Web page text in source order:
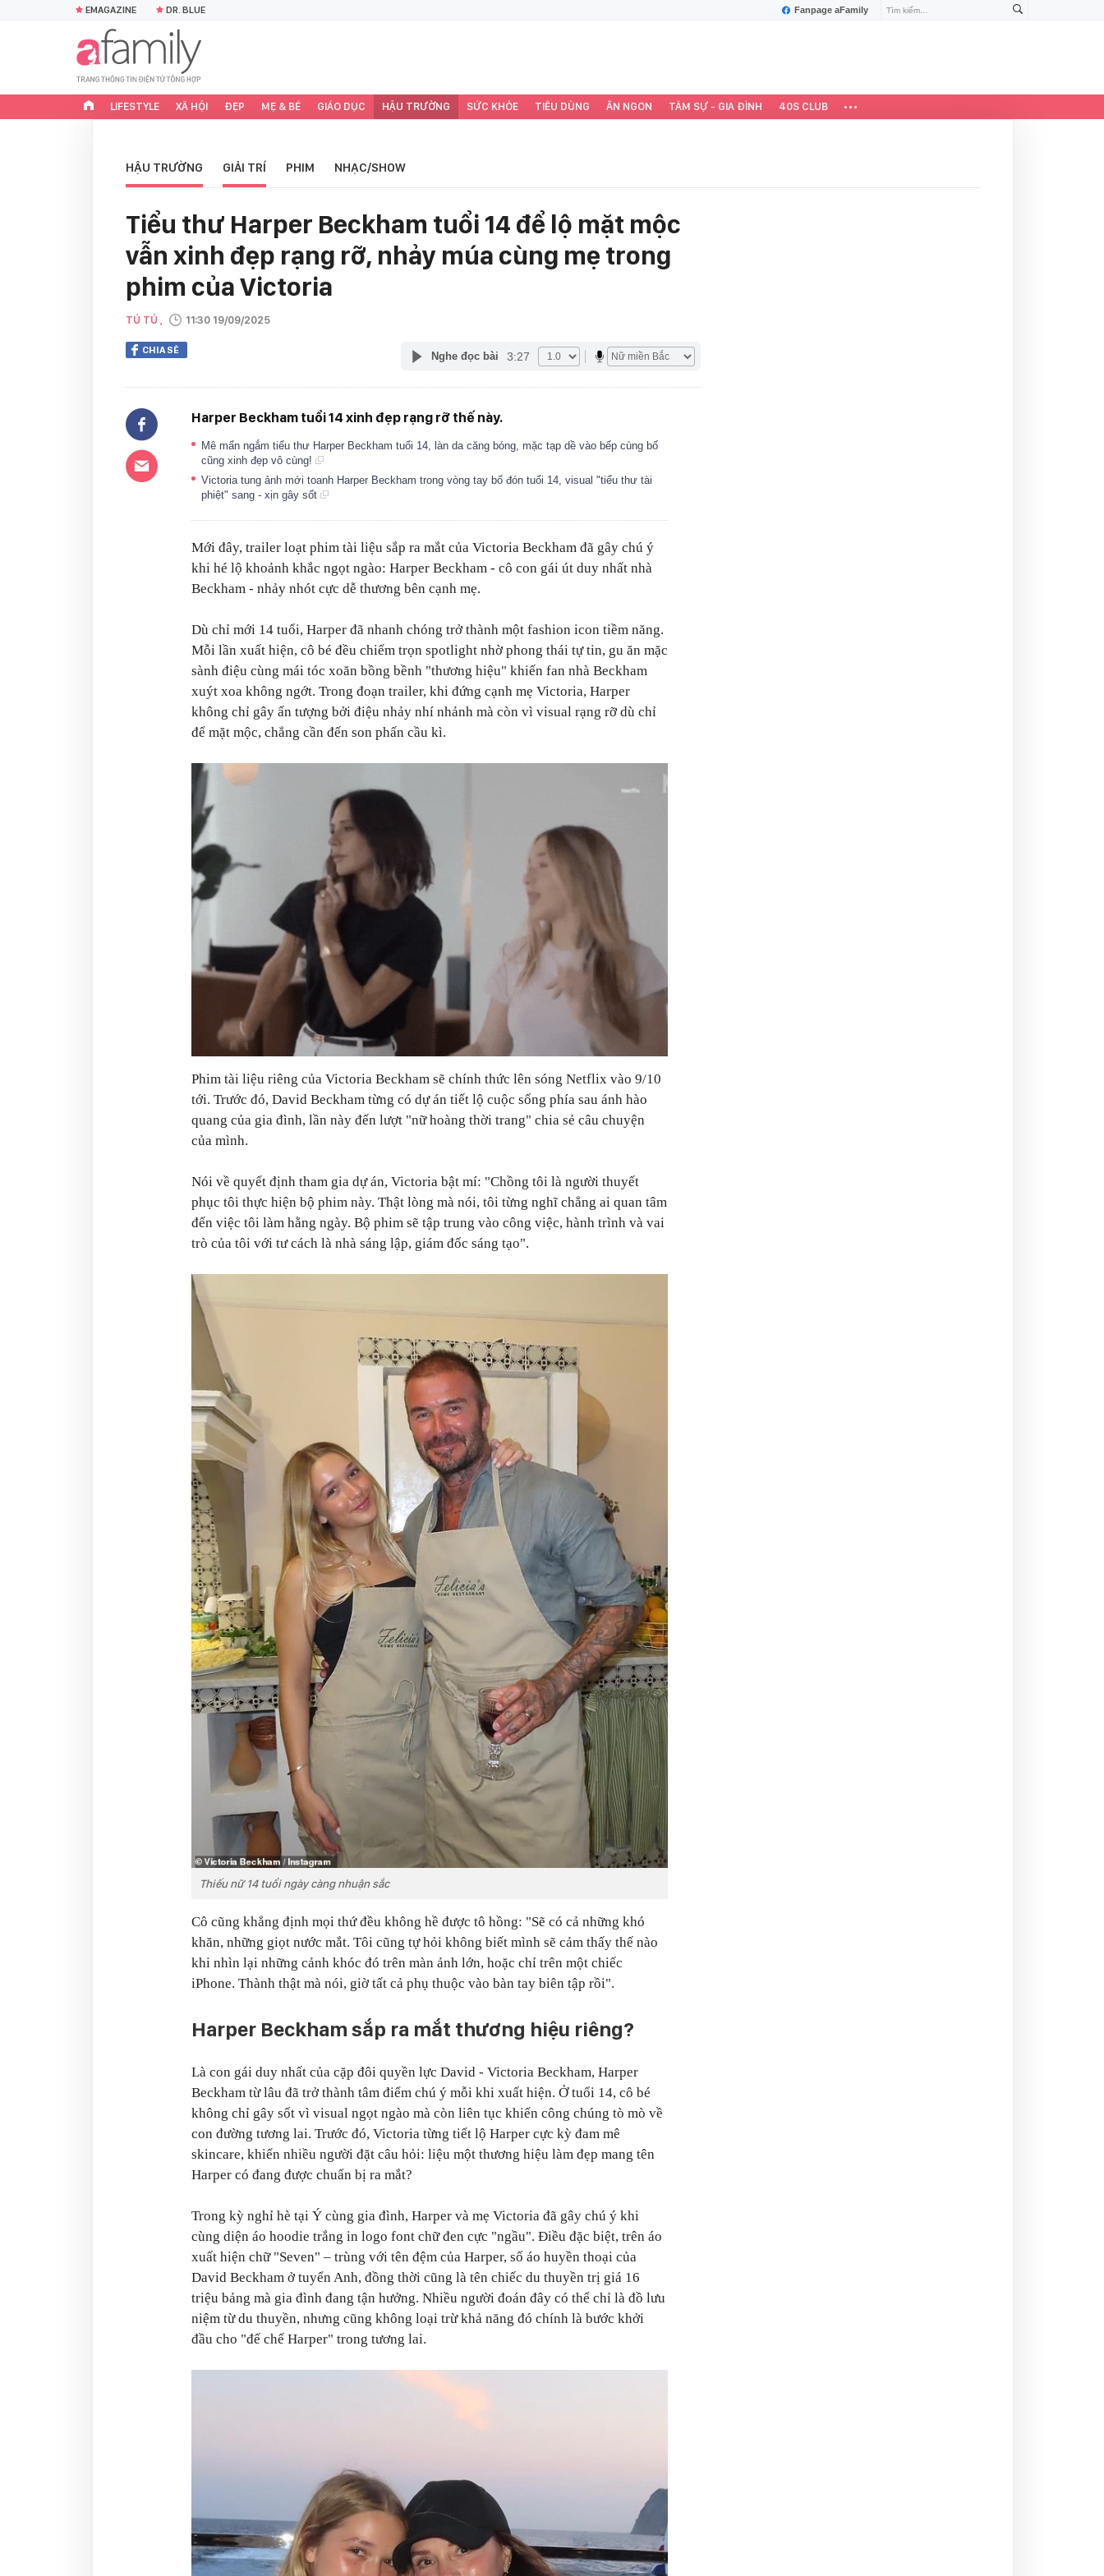
Fanpage aFamily
EMAGAZINE DR. BLUE
LIFESTYLE XÃ HỘI ĐẸP MẸ & BÉ GIÁO DỤC HẬU TRƯỜNG SỨC KHỎE TIÊU DÙNG ĂN NGON TÂM SỰ - GIA ĐÌNH 40S CLUB
HẬU TRƯỜNG GIẢI TRÍ PHIM NHẠC/SHOW
Tiểu thư Harper Beckham tuổi 14 để lộ mặt mộc
vẫn xinh đẹp rạng rỡ, nhảy múa cùng mẹ trong
phim của Victoria
TÚ TÚ , 11:30 19/09/2025
CHIA SẺ Nghe đọc bài 3:27
Harper Beckham tuổi 14 xinh đẹp rạng rỡ thế này.
Mê mẩn ngắm tiểu thư Harper Beckham tuổi 14, làn da căng bóng, mặc tạp dề vào bếp cùng bố
cũng xinh đẹp vô cùng!
Victoria tung ảnh mới toanh Harper Beckham trong vòng tay bố đón tuổi 14, visual "tiểu thư tài
phiệt" sang - xịn gây sốt
Mới đây, trailer loạt phim tài liệu sắp ra mắt của Victoria Beckham đã gây chú ý
khi hé lộ khoảnh khắc ngọt ngào: Harper Beckham - cô con gái út duy nhất nhà
Beckham - nhảy nhót cực dễ thương bên cạnh mẹ.
Dù chỉ mới 14 tuổi, Harper đã nhanh chóng trở thành một fashion icon tiềm năng.
Mỗi lần xuất hiện, cô bé đều chiếm trọn spotlight nhờ phong thái tự tin, gu ăn mặc
sành điệu cùng mái tóc xoăn bồng bềnh "thương hiệu" khiến fan nhà Beckham
xuýt xoa không ngớt. Trong đoạn trailer, khi đứng cạnh mẹ Victoria, Harper
không chỉ gây ấn tượng bởi điệu nhảy nhí nhảnh mà còn vì visual rạng rỡ dù chỉ
để mặt mộc, chẳng cần đến son phấn cầu kì.
Phim tài liệu riêng của Victoria Beckham sẽ chính thức lên sóng Netflix vào 9/10
tới. Trước đó, David Beckham từng có dự án tiết lộ cuộc sống phía sau ánh hào
quang của gia đình, lần này đến lượt "nữ hoàng thời trang" chia sẻ câu chuyện
của mình.
Nói về quyết định tham gia dự án, Victoria bật mí: "Chồng tôi là người thuyết
phục tôi thực hiện bộ phim này. Thật lòng mà nói, tôi từng nghĩ chẳng ai quan tâm
đến việc tôi làm hằng ngày. Bộ phim sẽ tập trung vào công việc, hành trình và vai
trò của tôi với tư cách là nhà sáng lập, giám đốc sáng tạo".
Thiếu nữ 14 tuổi ngày càng nhuận sắc
Cô cũng khẳng định mọi thứ đều không hề được tô hồng: "Sẽ có cả những khó
khăn, những giọt nước mắt. Tôi cũng tự hỏi không biết mình sẽ cảm thấy thế nào
khi nhìn lại những cảnh khóc đó trên màn ảnh lớn, hoặc chỉ trên một chiếc
iPhone. Thành thật mà nói, giờ tất cả phụ thuộc vào bàn tay biên tập rồi".
Harper Beckham sắp ra mắt thương hiệu riêng?
Là con gái duy nhất của cặp đôi quyền lực David - Victoria Beckham, Harper
Beckham từ lâu đã trở thành tâm điểm chú ý mỗi khi xuất hiện. Ở tuổi 14, cô bé
không chỉ gây sốt vì visual ngọt ngào mà còn liên tục khiến công chúng tò mò về
con đường tương lai. Trước đó, Victoria từng tiết lộ Harper cực kỳ đam mê
skincare, khiến nhiều người đặt câu hỏi: liệu một thương hiệu làm đẹp mang tên
Harper có đang được chuẩn bị ra mắt?
Trong kỳ nghỉ hè tại Ý cùng gia đình, Harper và mẹ Victoria đã gây chú ý khi
cùng diện áo hoodie trắng in logo font chữ đen cực "ngầu". Điều đặc biệt, trên áo
xuất hiện chữ "Seven" – trùng với tên đệm của Harper, số áo huyền thoại của
David Beckham ở tuyển Anh, đồng thời cũng là tên chiếc du thuyền trị giá 16
triệu bảng mà gia đình đang tận hưởng. Nhiều người đoán đây có thể chỉ là đồ lưu
niệm từ du thuyền, nhưng cũng không loại trừ khả năng đó chính là bước khởi
đầu cho "đế chế Harper" trong tương lai.